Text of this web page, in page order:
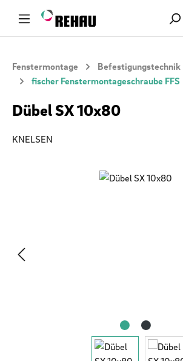
Zum Hauptinhalt springen
Fenstermontage Befestigungstechnik
fischer Fenstermontageschraube FFS
Dübel SX 10x80
KNELSEN
Bildergalerie überspringen